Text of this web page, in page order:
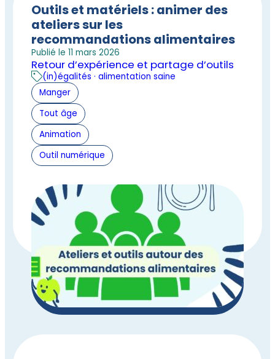
Outils et matériels : animer des
ateliers sur les
recommandations alimentaires
Publié le 11 mars 2026
Retour d’expérience et partage d’outils
(in)égalités · alimentation saine
Manger
Tout âge
Animation
Outil numérique